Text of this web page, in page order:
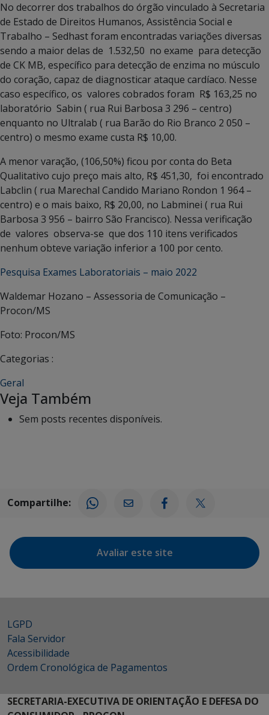
No decorrer dos trabalhos do órgão vinculado à Secretaria
de Estado de Direitos Humanos, Assistência Social e
Trabalho – Sedhast foram encontradas variações diversas
sendo a maior delas de 1.532,50 no exame para detecção
de CK MB, específico para detecção de enzima no músculo
do coração, capaz de diagnosticar ataque cardíaco. Nesse
caso específico, os valores cobrados foram R$ 163,25 no
laboratório Sabin ( rua Rui Barbosa 3 296 – centro)
enquanto no Ultralab ( rua Barão do Rio Branco 2 050 –
centro) o mesmo exame custa R$ 10,00.
A menor varação, (106,50%) ficou por conta do Beta
Qualitativo cujo preço mais alto, R$ 451,30, foi encontrado
Labclin ( rua Marechal Candido Mariano Rondon 1 964 –
centro) e o mais baixo, R$ 20,00, no Labminei ( rua Rui
Barbosa 3 956 – bairro São Francisco). Nessa verificação
de valores observa-se que dos 110 itens verificados
nenhum obteve variação inferior a 100 por cento.
Pesquisa Exames Laboratoriais – maio 2022
Waldemar Hozano – Assessoria de Comunicação –
Procon/MS
Foto: Procon/MS
Categorias :
Geral
Veja Também
Sem posts recentes disponíveis.
Compartilhe:
Avaliar este site
LGPD
Fala Servidor
Acessibilidade
Ordem Cronológica de Pagamentos
SECRETARIA-EXECUTIVA DE ORIENTAÇÃO E DEFESA DO